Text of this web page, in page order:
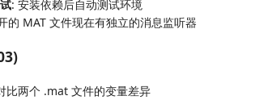
: 安装依赖后自动测试环境
的 MAT 文件现在有独立的消息监听器
比两个 .mat 文件的变量差异